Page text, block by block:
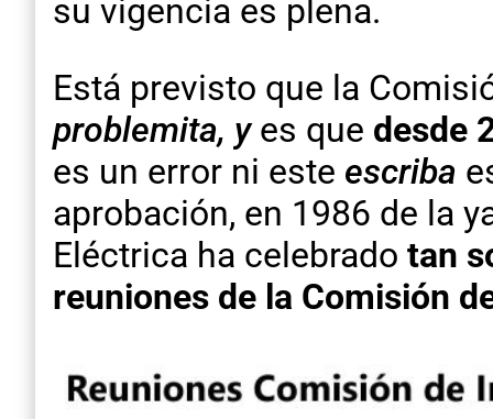
su vigencia es plena.
Está previsto que la
problemita, yes que desde
es un error ni este escriba
aprobación, en 1986 de la
Eléctrica ha celebrado tan
reuniones de la Comisión